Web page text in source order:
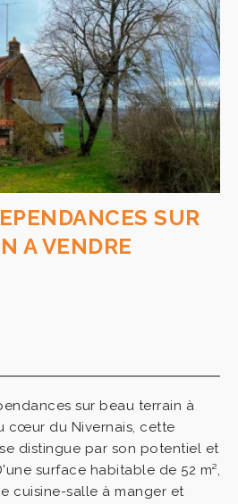
SUR
A VENDRE
sur beau terrain à
cœur du Nivernais, cette
distingue par son potentiel et
surface habitable de 52 m²,
cuisine-salle à manger et